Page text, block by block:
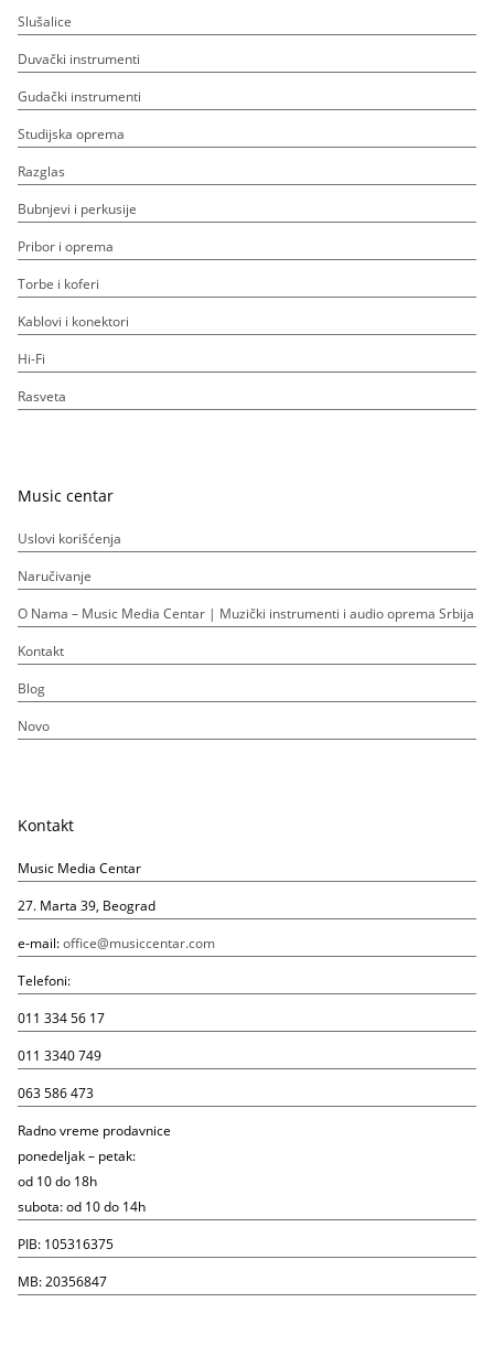
Slušalice
Duvački instrumenti
Gudački instrumenti
Studijska oprema
Razglas
Bubnjevi i perkusije
Pribor i oprema
Torbe i koferi
Kablovi i konektori
Hi-Fi
Rasveta
Music centar
Uslovi korišćenja
Naručivanje
O Nama – Music Media Centar | Muzički instrumenti i audio oprema Srbija
Kontakt
Blog
Novo
Kontakt
Music Media Centar
27. Marta 39, Beograd
e-mail:office@musiccentar.com
Telefoni:
011 334 56 17
011 3340 749
063 586 473
Radno vreme prodavnice
ponedeljak – petak:
od 10 do 18h
subota: od 10 do 14h
PIB: 105316375
MB: 20356847